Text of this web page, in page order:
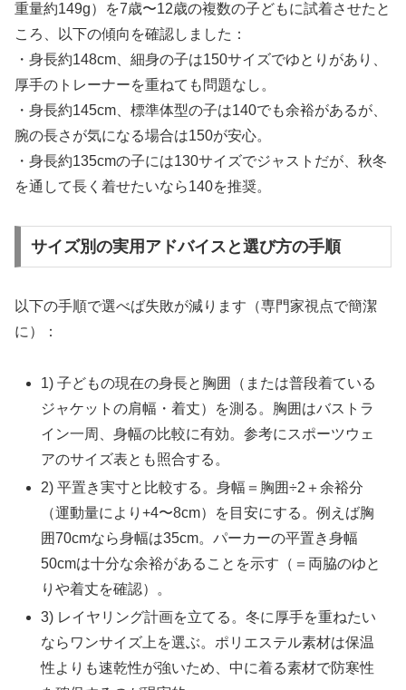
重量約149g）を7歳〜12歳の複数の子どもに試着させたと
ころ、以下の傾向を確認しました：
・身長約148cm、細身の子は150サイズでゆとりがあり、
厚手のトレーナーを重ねても問題なし。
・身長約145cm、標準体型の子は140でも余裕があるが、
腕の長さが気になる場合は150が安心。
・身長約135cmの子には130サイズでジャストだが、秋冬
を通して長く着せたいなら140を推奨。
サイズ別の実用アドバイスと選び方の手順
以下の手順で選べば失敗が減ります（専門家視点で簡潔
に）：
1) 子どもの現在の身長と胸囲（または普段着ている
ジャケットの肩幅・着丈）を測る。胸囲はバストラ
イン一周、身幅の比較に有効。参考にスポーツウェ
アのサイズ表とも照合する。
2) 平置き実寸と比較する。身幅＝胸囲÷2＋余裕分
（運動量により+4〜8cm）を目安にする。例えば胸
囲70cmなら身幅は35cm。パーカーの平置き身幅
50cmは十分な余裕があることを示す（＝両脇のゆと
りや着丈を確認）。
3) レイヤリング計画を立てる。冬に厚手を重ねたい
ならワンサイズ上を選ぶ。ポリエステル素材は保温
性よりも速乾性が強いため、中に着る素材で防寒性